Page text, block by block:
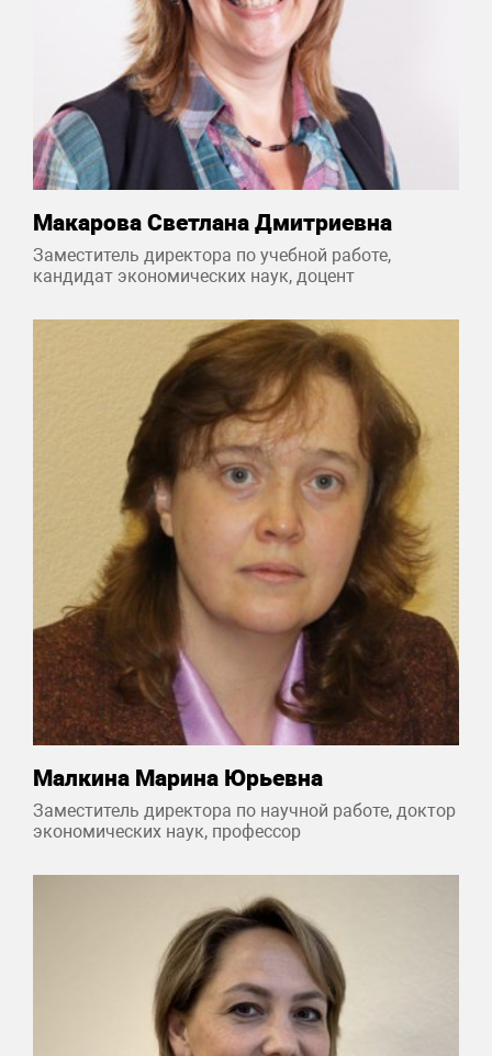
Макарова Светлана Дмитриевна
Заместитель директора по учебной работе,
кандидат экономических наук, доцент
Малкина Марина Юрьевна
Заместитель директора по научной работе, доктор
экономических наук, профессор